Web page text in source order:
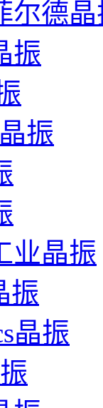
尔德晶
振
振
业晶振
振
晶振